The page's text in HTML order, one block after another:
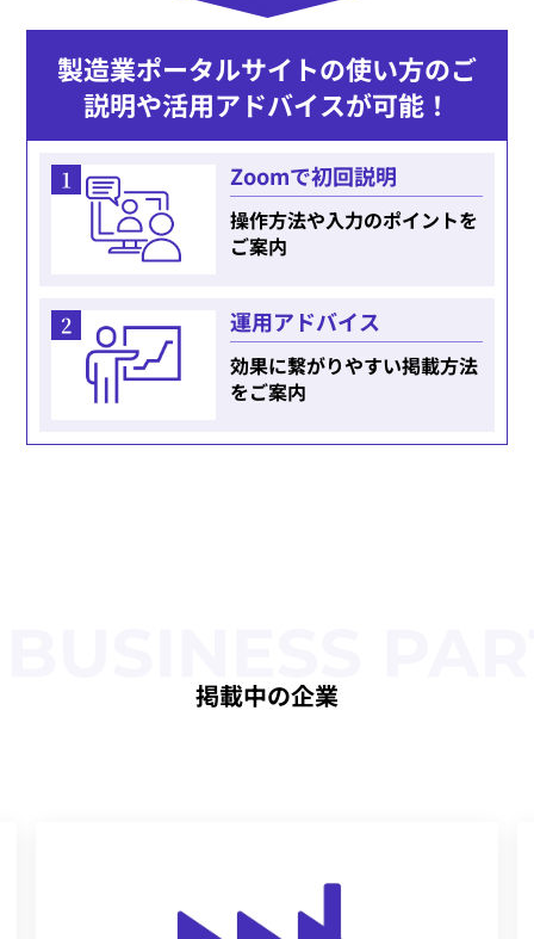
製造業ポータルサイトの使い方のご
説明や活用アドバイスが可能！
1 Zoomで初回説明
操作方法や入力のポイントを
ご案内
2 運用アドバイス
効果に繋がりやすい掲載方法
をご案内
掲載中の企業